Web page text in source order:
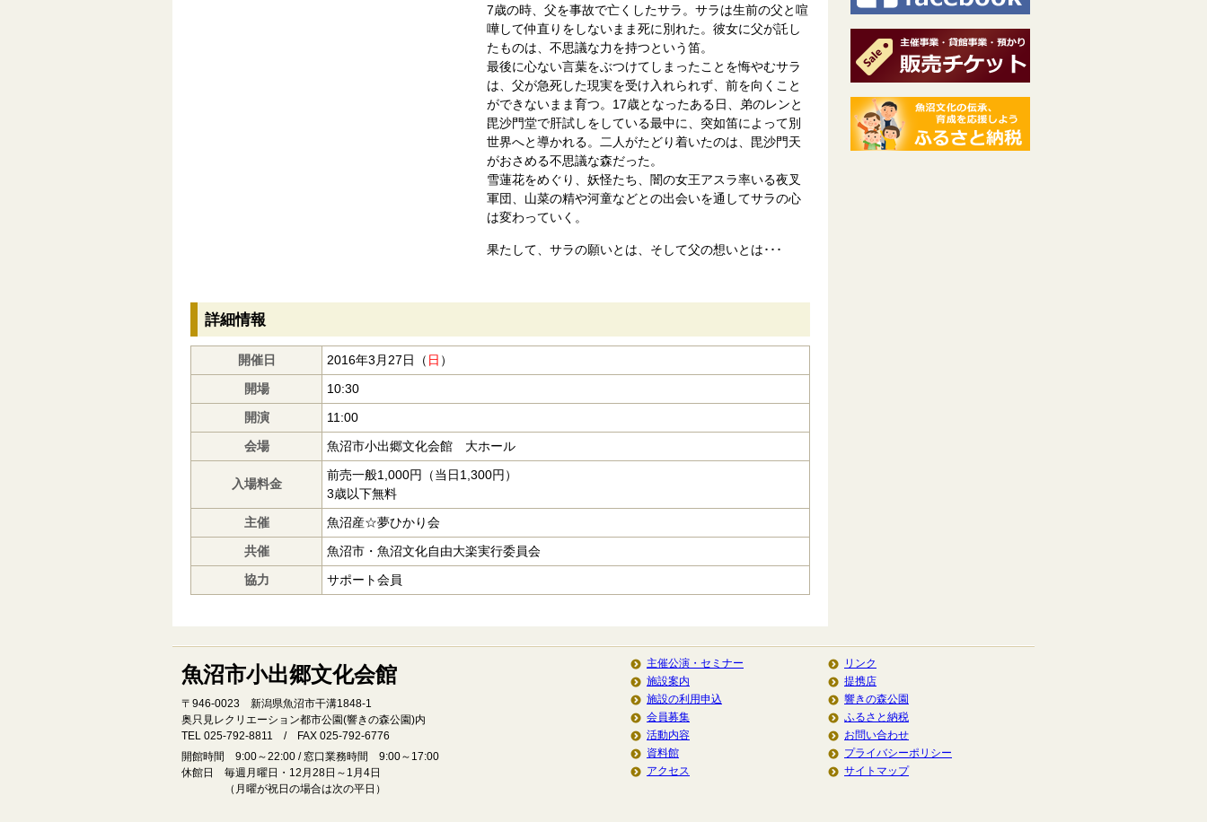
7歳の時、父を事故で亡くしたサラ。サラは生前の父と喧
嘩して仲直りをしないまま死に別れた。彼女に父が託し
たものは、不思議な力を持つという笛。
最後に心ない言葉をぶつけてしまったことを悔やむサラ
は、父が急死した現実を受け入れられず、前を向くこと
ができないまま育つ。17歳となったある日、弟のレンと
毘沙門堂で肝試しをしている最中に、突如笛によって別
世界へと導かれる。二人がたどり着いたのは、毘沙門天
がおさめる不思議な森だった。
雪蓮花をめぐり、妖怪たち、闇の女王アスラ率いる夜叉
軍団、山菜の精や河童などとの出会いを通してサラの心
は変わっていく。
果たして、サラの願いとは、そして父の想いとは･･･
詳細情報
開催日 2016年3月27日（ 日 ）
開場
10:30
開演
11:00
会場
魚沼市小出郷文化会館 大ホール
入場料金
前売一般1,000円（当日1,300円）
3歳以下無料
主催
魚沼産☆夢ひかり会
共催
魚沼市・魚沼文化自由大楽実行委員会
協力
サポート会員
魚沼市小出郷文化会館
〒946‐0023 新潟県魚沼市干溝1848‐1
奥只見レクリエーション都市公園(響きの森公園)内
TEL 025-792-8811 / FAX 025-792-6776
開館時間 9:00～22:00 / 窓口業務時間 9:00～17:00
休館日 毎週月曜日・12月28日～1月4日
（月曜が祝日の場合は次の平日）
主催公演・セミナー
施設案内
施設の利用申込
会員募集
活動内容
資料館
アクセス
リンク
提携店
響きの森公園
ふるさと納税
お問い合わせ
プライバシーポリシー
サイトマップ